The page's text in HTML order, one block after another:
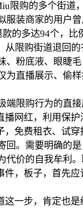
购的多个街道
服装商家的用户
的多达94个，比
从限购街道退回
、粉底液、眼睫
为直播展示、偷
限购行为的直接
播网红，利用保护
，免费租衣、试穿
回。需要明确的
代价的自我牟利
件，板子，首先
一步，肯定也是